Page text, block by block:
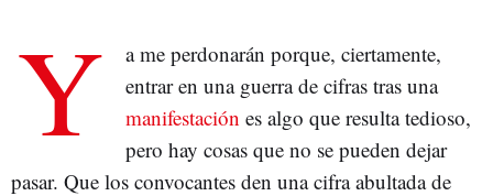
Y
a me perdonarán porque, ciertamente,
entrar en una guerra de cifras tras una
manifestación es algo que resulta tedioso,
pero hay cosas que no se pueden dejar
pasar. Que los convocantes den una cifra abultada de